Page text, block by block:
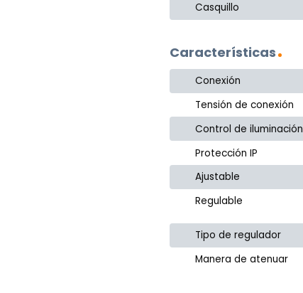
Casquillo
Características
Conexión
Tensión de conexión
Control de iluminación
Protección IP
Ajustable
Regulable
Tipo de regulador
Manera de atenuar